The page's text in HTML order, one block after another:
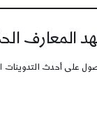
المعارف
على أحدث التدوينات